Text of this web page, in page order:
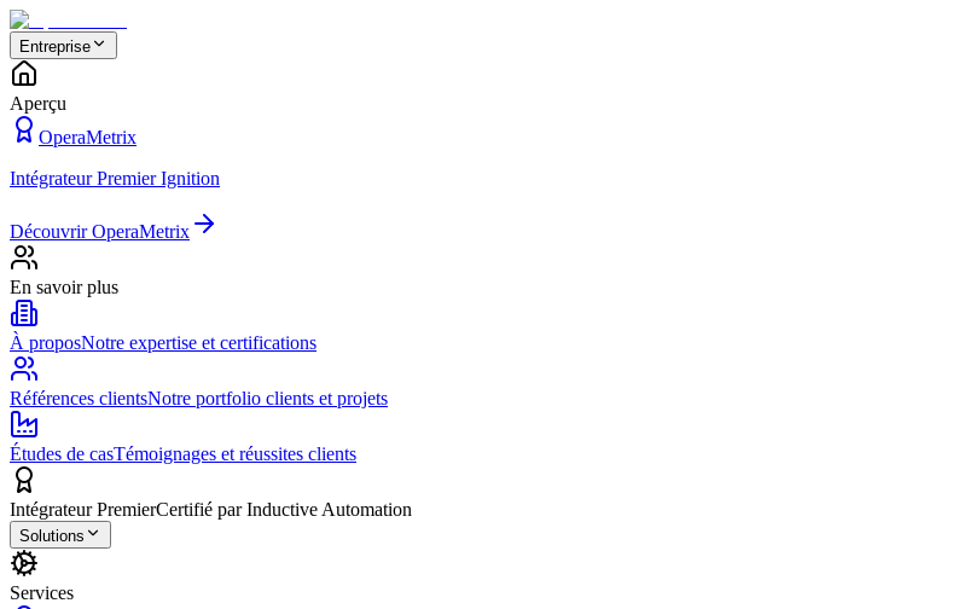
Entreprise
Aperçu
OperaMetrix
Intégrateur Premier Ignition
Découvrir OperaMetrix
En savoir plus
À proposNotre expertise et certifications
Références clientsNotre portfolio clients et projets
Études de casTémoignages et réussites clients
Intégrateur PremierCertifié par Inductive Automation
Solutions
Services